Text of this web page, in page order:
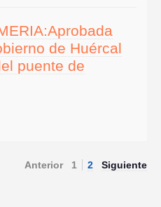
de Huércal
puente de
Anterior 1 2 Siguiente